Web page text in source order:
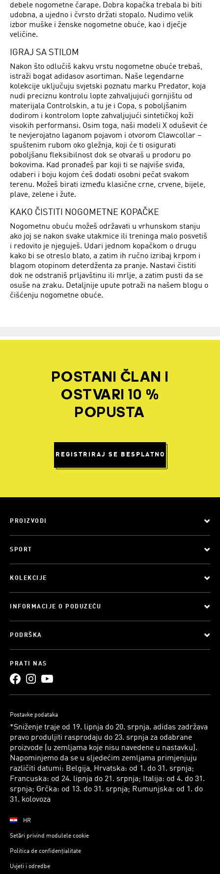
debele nogometne čarape. Dobra kopačka trebala bi biti
udobna, a ujedno i čvrsto držati stopalo. Nudimo velik
izbor muške i ženske nogometne obuće, kao i dječje
veličine.
IGRAJ SA STILOM
Nakon što odlučiš kakvu vrstu nogometne obuće trebaš,
istraži bogat adidasov asortiman. Naše legendarne
kolekcije uključuju svjetski poznatu marku Predator, koja
nudi preciznu kontrolu lopte zahvaljujući gornjištu od
materijala Controlskin, a tu je i Copa, s poboljšanim
dodirom i kontrolom lopte zahvaljujući sintetičkoj koži
visokih performansi. Osim toga, naši modeli X oduševit će
te nevjerojatno laganom pojavom i otvorom Clawcollar –
spuštenim rubom oko gležnja, koji će ti osigurati
poboljšanu fleksibilnost dok se otvaraš u prodoru po
bokovima. Kad pronađeš par koji ti se najviše sviđa,
odaberi i boju kojom ćeš dodati osobni pečat svakom
terenu. Možeš birati između klasične crne, crvene, bijele,
plave, zelene i žute.
KAKO ČISTITI NOGOMETNE KOPAČKE
Nogometnu obuću možeš održavati u vrhunskom stanju
ako joj se nakon svake utakmice ili treninga malo posvetiš
i redovito je njeguješ. Udari jednom kopačkom o drugu
kako bi se otreslo blato, a zatim ih ručno izribaj krpom i
blagom otopinom deterdženta za pranje. Nastavi čistiti
dok ne odstraniš prljavštinu ili mrlje, a zatim pusti da se
osuše na zraku. Detaljnije upute potraži na našem blogu o
čišćenju nogometne obuće.
POSTANI ČLAN I
OSTVARI 10 %
POPUSTA
REGISTRIRAJ SE BESPLATNO
PROIZVODI
SPORT
KOLEKCIJE
INFORMACIJE O PODUZEĆU
PODRŠKA
PRATI NAS
Postavke podataka
*Sniženje traje od 19. lipnja do 20. srpnja. adidas zadržava
pravo produljiti rasprodaju do 23. srpnja za odabrane
proizvode (u zemljama koje nisu navedene u nastavku).
Napominjemo da se u sljedećim zemljama primjenjuju
različiti datumi: Belgija, Hrvatska: od 1. do 31. srpnja;
Francuska: od 24. lipnja do 21. srpnja; Italija: od 4. do 31.
srpnja; Grčka: od 13. do 31. srpnja; Rumunjska: od 1. do
31. kolovoza
HR
Setări privind modulele cookie
Politica de confidențialitate
Uvjeti i odredbe